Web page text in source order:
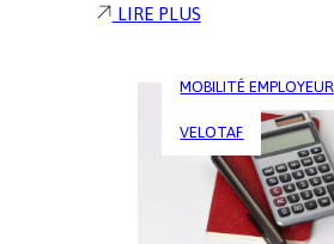
LIRE PLUS:
PLACE
PLAN
VÉLO
EN
ENTREPRISE
MOBILITÉ EMPLOYEUR
VELOTAF